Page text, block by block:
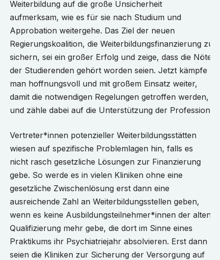
Weiterbildung auf die große Unsicherheit
aufmerksam, wie es für sie nach Studium und
Approbation weitergehe. Das Ziel der neuen
Regierungskoalition, die Weiterbildungsfinanzierung zu
sichern, sei ein großer Erfolg und zeige, dass die Nöte
der Studierenden gehört worden seien. Jetzt kämpfe
man hoffnungsvoll und mit großem Einsatz weiter,
damit die notwendigen Regelungen getroffen werden,
und zähle dabei auf die Unterstützung der Profession.
Vertreter*innen potenzieller Weiterbildungsstätten
wiesen auf spezifische Problemlagen hin, falls es
nicht rasch gesetzliche Lösungen zur Finanzierung
gebe. So werde es in vielen Kliniken ohne eine
gesetzliche Zwischenlösung erst dann eine
ausreichende Zahl an Weiterbildungsstellen geben,
wenn es keine Ausbildungsteilnehmer*innen der alten
Qualifizierung mehr gebe, die dort im Sinne eines
Praktikums ihr Psychiatriejahr absolvieren. Erst dann
seien die Kliniken zur Sicherung der Versorgung auf